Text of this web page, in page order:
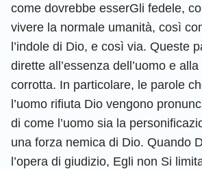
come dovrebbe esserGli fedele,
vivere la normale umanità, così
l’indole di Dio, e così via. Queste
dirette all’essenza dell’uomo e
corrotta. In particolare, le parole
l’uomo rifiuta Dio vengono
di come l’uomo sia la
una forza nemica di Dio. Quando
l’opera di giudizio, Egli non Si